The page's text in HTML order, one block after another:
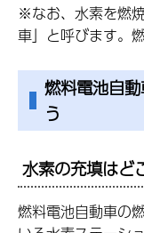
※なお、水素を燃
車」と呼びます。
燃料電池自
う
水素の充填はど
燃料電池自動車の